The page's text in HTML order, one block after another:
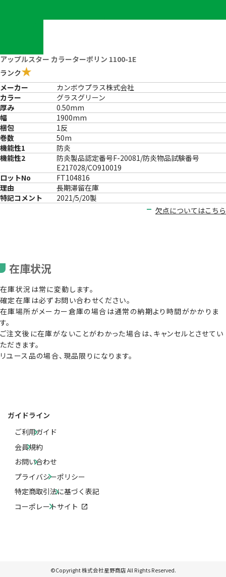
アップルスター カラーターポリン 1100-1E
ランク★
メーカー
カンボウプラス株式会社
カラー
グラスグリーン
厚み
0.50mm
幅
1900mm
梱包
1反
巻数
50m
機能性1
防炎
機能性2
防炎製品認定番号F-20081/防炎物品試験番号
E217028/CO910019
ロットNo
FT104816
理由
長期滞留在庫
特記コメント
2021/5/20製
欠点についてはこちら
在庫状況
在庫状況は常に変動します。
確定在庫は必ずお問い合わせください。
在庫場所がメーカー倉庫の場合は通常の納期より時間がかかりま
す。
ご注文後に在庫がないことがわかった場合は、キャンセルとさせてい
ただきます。
リユース品の場合、現品限りになります。
ガイドライン
ご利用ガイド
会員規約
お問い合わせ
プライバシーポリシー
特定商取引法に基づく表記
コーポレートサイト
©Copyright 株式会社星野商店 All Rights Reserved.